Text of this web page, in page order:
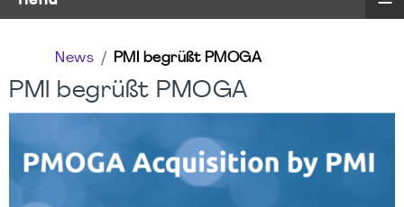
News PMI begrüßt PMOGA
PMI begrüßt PMOGA